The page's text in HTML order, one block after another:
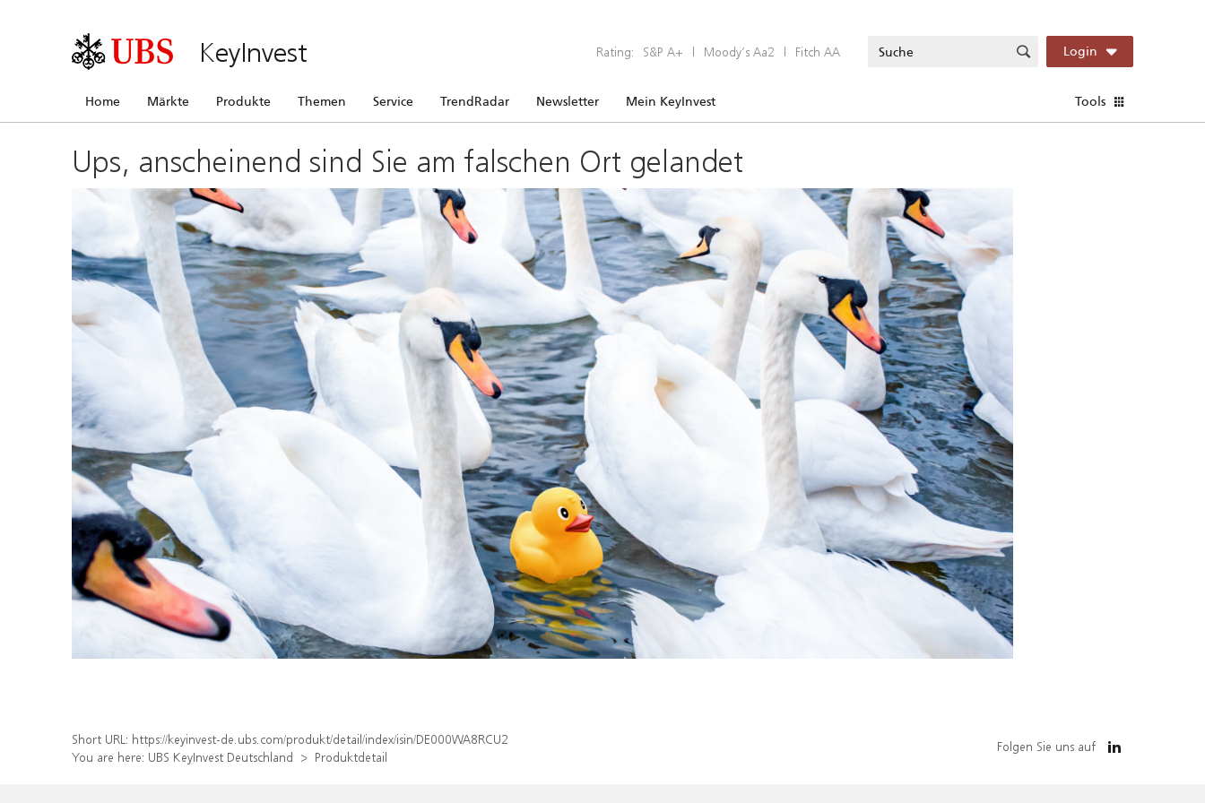
KeyInvest Rating: S&P A+ | Moody’s Aa2 | Fitch AA Login
Home Märkte Produkte Themen Service TrendRadar Newsletter Mein KeyInvest Tools
Ups, anscheinend sind Sie am falschen Ort gelandet
Short URL: https://keyinvest-de.ubs.com/produkt/detail/index/isin/DE000WA8RCU2
You are here: UBS KeyInvest Deutschland Produktdetail
Folgen Sie uns auf